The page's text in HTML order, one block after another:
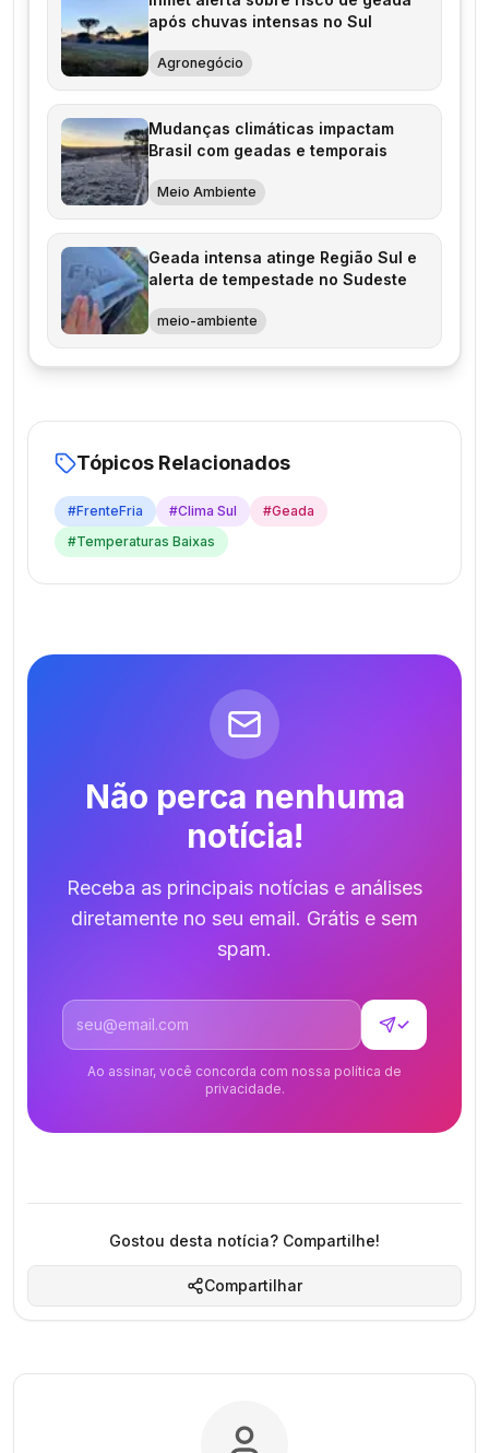
após chuvas intensas no Sul
Agronegócio
Mudanças climáticas impactam
Brasil com geadas e temporais
Meio Ambiente
Geada intensa atinge Região Sul e
alerta de tempestade no Sudeste
meio-ambiente
Tópicos Relacionados
#FrenteFria #Clima Sul #Geada
#Temperaturas Baixas
Não perca nenhuma
notícia!
Receba as principais notícias e análises
diretamente no seu email. Grátis e sem
spam.
Endereço de email
✓
Ao assinar, você concorda com nossa política de
privacidade.
Gostou desta notícia? Compartilhe!
Compartilhar